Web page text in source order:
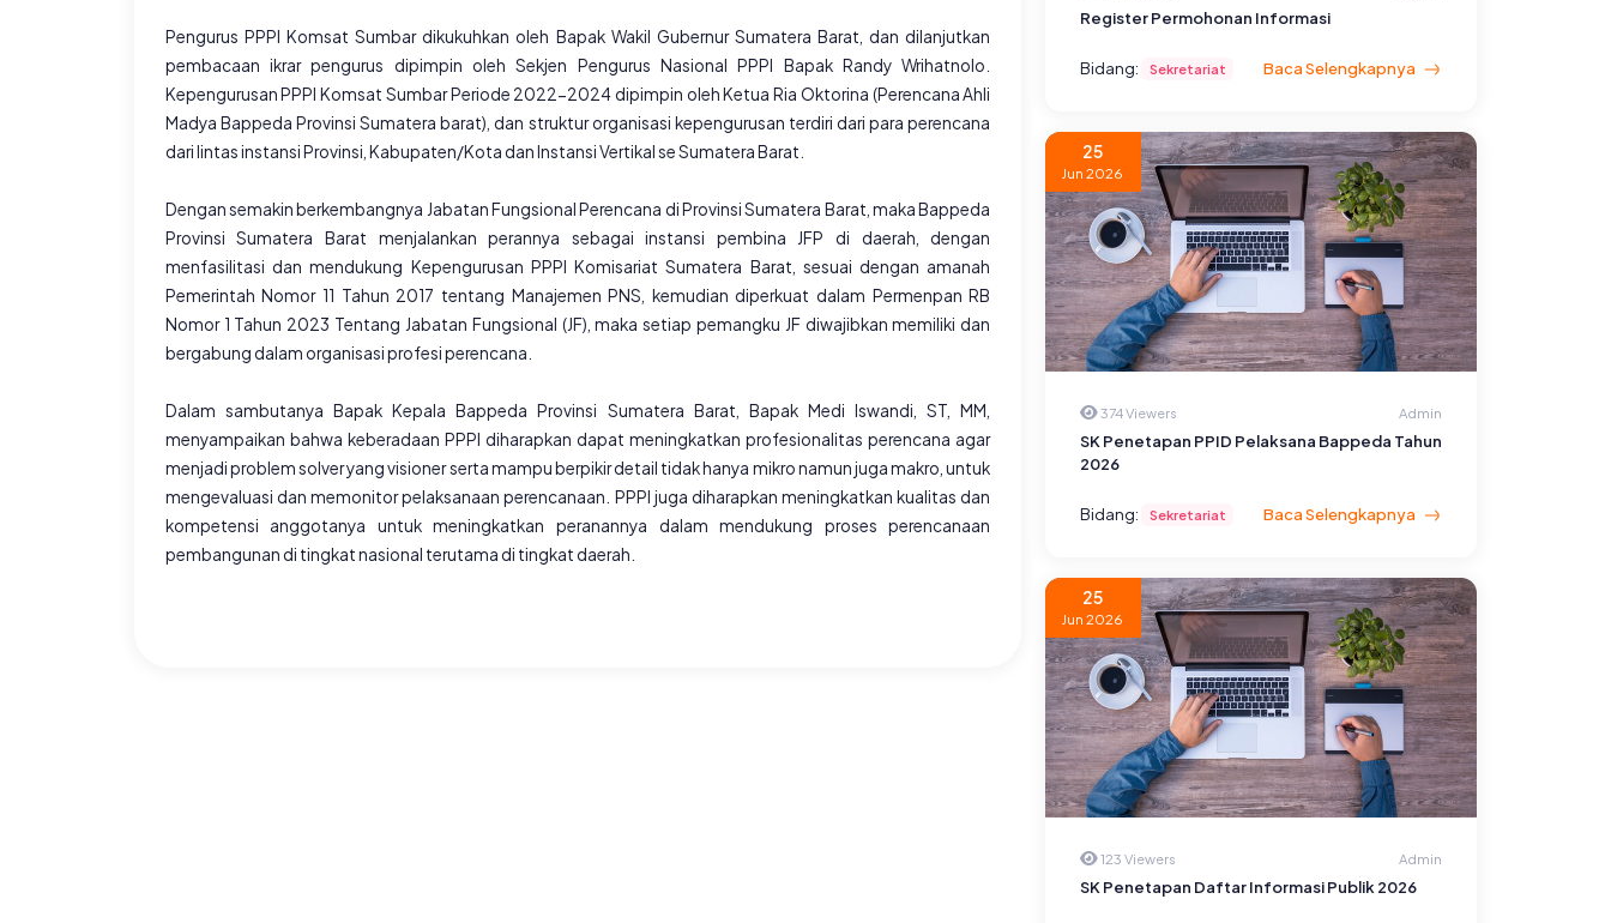
Pengurus PPPI Komsat Sumbar dikukuhkan oleh Bapak Wakil Gubernur Sumatera Barat, dan dilanjutkan
pembacaan ikrar pengurus dipimpin oleh Sekjen Pengurus Nasional PPPI Bapak Randy Wrihatnolo.
Kepengurusan PPPI Komsat Sumbar Periode 2022-2024 dipimpin oleh Ketua Ria Oktorina (Perencana Ahli
Madya Bappeda Provinsi Sumatera barat), dan struktur organisasi kepengurusan terdiri dari para perencana
dari lintas instansi Provinsi, Kabupaten/Kota dan Instansi Vertikal se Sumatera Barat.
Dengan semakin berkembangnya Jabatan Fungsional Perencana di Provinsi Sumatera Barat, maka Bappeda
Provinsi Sumatera Barat menjalankan perannya sebagai instansi pembina JFP di daerah, dengan
menfasilitasi dan mendukung Kepengurusan PPPI Komisariat Sumatera Barat, sesuai dengan amanah
Pemerintah Nomor 11 Tahun 2017 tentang Manajemen PNS, kemudian diperkuat dalam Permenpan RB
Nomor 1 Tahun 2023 Tentang Jabatan Fungsional (JF), maka setiap pemangku JF diwajibkan memiliki dan
bergabung dalam organisasi profesi perencana.
Dalam sambutanya Bapak Kepala Bappeda Provinsi Sumatera Barat, Bapak Medi Iswandi, ST, MM,
menyampaikan bahwa keberadaan PPPI diharapkan dapat meningkatkan profesionalitas perencana agar
menjadi problem solver yang visioner serta mampu berpikir detail tidak hanya mikro namun juga makro, untuk
mengevaluasi dan memonitor pelaksanaan perencanaan. PPPI juga diharapkan meningkatkan kualitas dan
kompetensi anggotanya untuk meningkatkan peranannya dalam mendukung proses perencanaan
pembangunan di tingkat nasional terutama di tingkat daerah.
Register Permohonan Informasi
Bidang: Sekretariat Baca Selengkapnya
25
Jun 2026
374 Viewers Admin
SK Penetapan PPID Pelaksana Bappeda Tahun
2026
Bidang: Sekretariat Baca Selengkapnya
25
Jun 2026
123 Viewers Admin
SK Penetapan Daftar Informasi Publik 2026